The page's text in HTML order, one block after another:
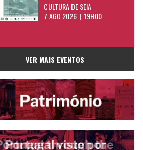
CULTURA DE SEIA
7 AGO 2026 | 19H00
VER MAIS EVENTOS